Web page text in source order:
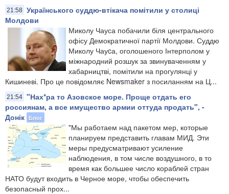
21:58 Українського суддю-втікача помітили у столиці
Молдови
Миколу Чауса побачили біля центрального
офісу Демократичної партії Молдови. Суддю
Миколу Чауcа, оголошеного Інтерполом у
міжнародний розшук за звинуваченням у
хабарництві, помітили на прогулянці у
Кишиневі. Про це повідомляє Newsmaker з посиланням на Ц...
21:54 "Нах*ра то Азовское море. Проще отдать его
россиянам, а все имущество армии оттуда продать", -
Донік Блог
"Мы работаем над пакетом мер, которые
планируем представить главам МИД. Эти
меры предусматривают усиление
наблюдения, в том числе воздушного, в то
время как большее число кораблей стран
НАТО будут входить в Черное море, чтобы обеспечить
безопасный прох...